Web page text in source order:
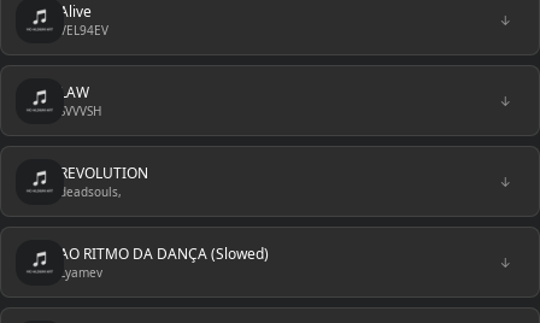
Alive
VEL94EV
↓
LAW
SVVVSH
↓
REVOLUTION
deadsouls,
↓
AO RITMO DA DANÇA (Slowed)
Lyamev
↓